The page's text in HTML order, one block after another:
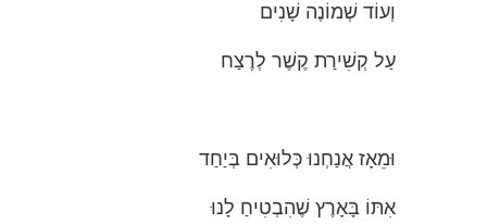
וְעוֹד שְׁמוֹנֶה שָׁנִים
עַל קְשִׁירַת קֶשֶׁר לְרֶצַח
וּמֵאָז אֲנַחְנוּ כְּלוּאִים בְּיַחַד
אִתּוֹ בָּאָרֶץ שֶׁהִבְטִיחַ לָנוּ